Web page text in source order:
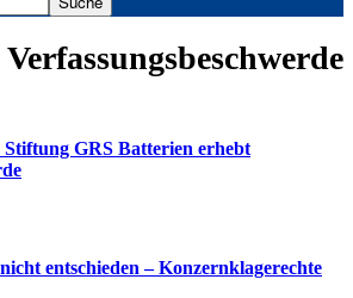
Stiftung GRS Batterien erhebt
entschieden – Konzernklagerechte